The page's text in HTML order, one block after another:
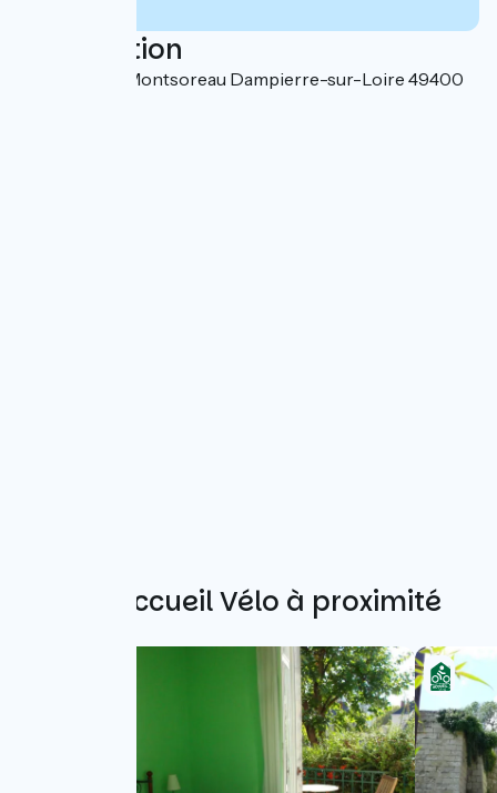
Localisation
540 route de Montsoreau Dampierre-sur-Loire 49400
Autres Accueil Vélo à proximité